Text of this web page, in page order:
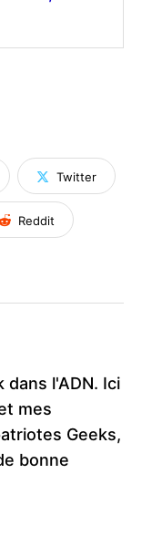
Twitter
Reddit
dans l'ADN. Ici
mes
Geeks,
bonne